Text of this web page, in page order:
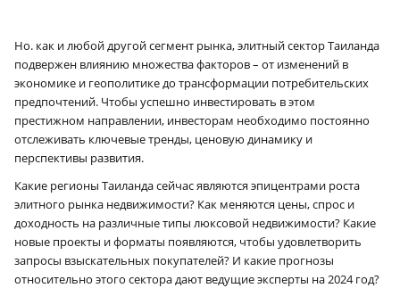
Но. как и любой другой сегмент рынка, элитный сектор Таиланда
подвержен влиянию множества факторов – от изменений в
экономике и геополитике до трансформации потребительских
предпочтений. Чтобы успешно инвестировать в этом
престижном направлении, инвесторам необходимо постоянно
отслеживать ключевые тренды, ценовую динамику и
перспективы развития.
Какие регионы Таиланда сейчас являются эпицентрами роста
элитного рынка недвижимости? Как меняются цены, спрос и
доходность на различные типы люксовой недвижимости? Какие
новые проекты и форматы появляются, чтобы удовлетворить
запросы взыскательных покупателей? И какие прогнозы
относительно этого сектора дают ведущие эксперты на 2024 год?